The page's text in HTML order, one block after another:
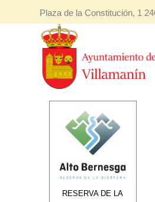
Plaza de la Constitución, 1
RESERVA DE LA